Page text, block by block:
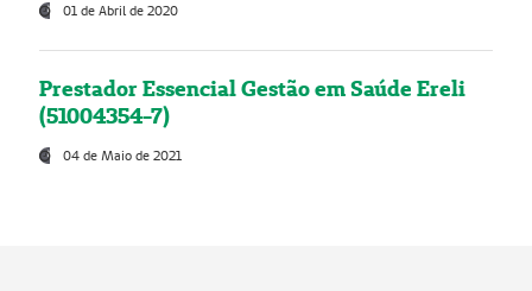
01 de Abril de 2020
Prestador Essencial Gestão em Saúde Ereli
(51004354-7)
04 de Maio de 2021